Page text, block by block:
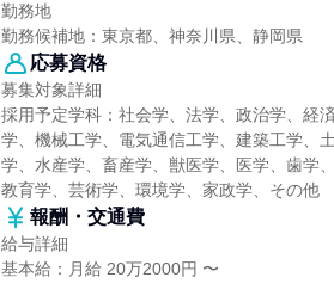
勤務地
勤務候補地：東京都、神奈川県、静岡県
応募資格
募集対象詳細
採用予定学科：社会学、法学、政治学、経
学、機械工学、電気通信工学、建築工学、
学、水産学、畜産学、獣医学、医学、歯学
教育学、芸術学、環境学、家政学、その他
報酬・交通費
給与詳細
基本給：月給 20万2000円 〜